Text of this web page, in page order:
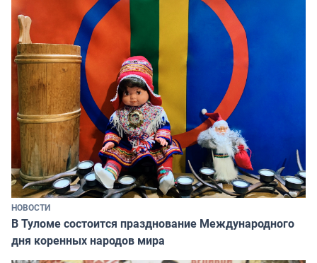
НОВОСТИ
В Туломе состоится празднование Международного
дня коренных народов мира